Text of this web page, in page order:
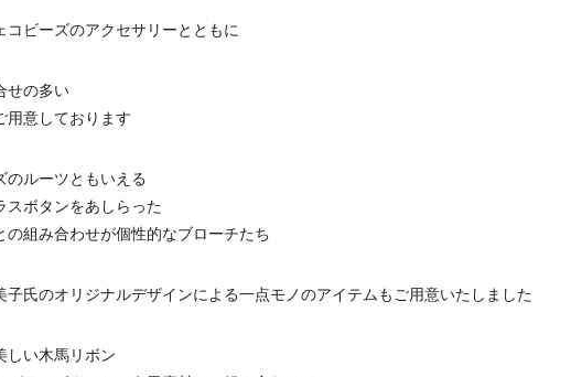
コビーズのアクセサリーとともに
せの多い
用意しております
のルーツともいえる
スボタンをあしらった
の組み合わせが個性的なブローチたち
子氏のオリジナルデザインによる一点モノのアイテムもご用意いたしました
しい木馬リボン